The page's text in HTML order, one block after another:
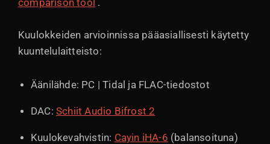
comparison tool .
Kuulokkeiden arvioinnissa pääasiallisesti käytetty
kuuntelulaitteisto:
Äänilähde: PC | Tidal ja FLAC-tiedostot
DAC: Schiit Audio Bifrost 2
Kuulokevahvistin: Cayin iHA-6 (balansoituna)